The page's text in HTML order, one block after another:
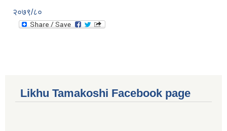
२०७९/८०
Likhu Tamakoshi Facebook page